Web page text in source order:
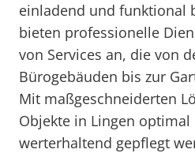
einladend und funktional
bieten professionelle
von Services an, die von
Bürogebäuden bis zur
Mit maßgeschneiderten
Objekte in Lingen
werterhaltend gepflegt